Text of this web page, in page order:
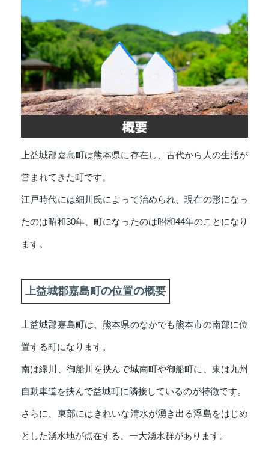
上益城郡嘉島町は熊本県に存在し、古代から人の生活が
営まれてきた町です。
江戸時代には細川氏によって治められ、現在の形になっ
たのは昭和30年、町になったのは昭和44年のことになり
ます。
上益城郡嘉島町の位置の概要
上益城郡嘉島町は、熊本県のなかでも熊本市の南部に位
置する町になります。
南は緑川、御船川を挟んで城南町や御船町に、東は九州
自動車道を挟んで益城町に隣接しているのが特徴です。
さらに、東部にはきれいな清水が湧き出る浮島をはじめ
とした湧水地が点在する、一大湧水群があります。